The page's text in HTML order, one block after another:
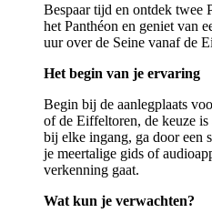
Bespaar tijd en ontdek twee
het Panthéon en geniet van
uur over de Seine vanaf de
Het begin van je ervaring
Begin bij de aanlegplaats
of de Eiffeltoren, de keuze
bij elke ingang, ga door een
je meertalige gids of
verkenning gaat.
Wat kun je verwachten?